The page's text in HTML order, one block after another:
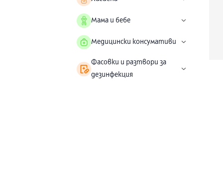
Мама и бебе
Медицински консумативи
Фасовки и разтвори за
дезинфекция